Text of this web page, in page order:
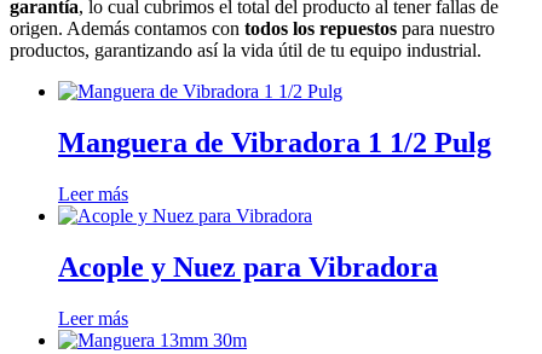
garantía, lo cual cubrimos el total del producto al tener fallas de
origen. Además contamos con todos los repuestos para nuestro
productos, garantizando así la vida útil de tu equipo industrial.
Manguera de Vibradora 1 1/2 Pulg
Leer más
Acople y Nuez para Vibradora
Leer más